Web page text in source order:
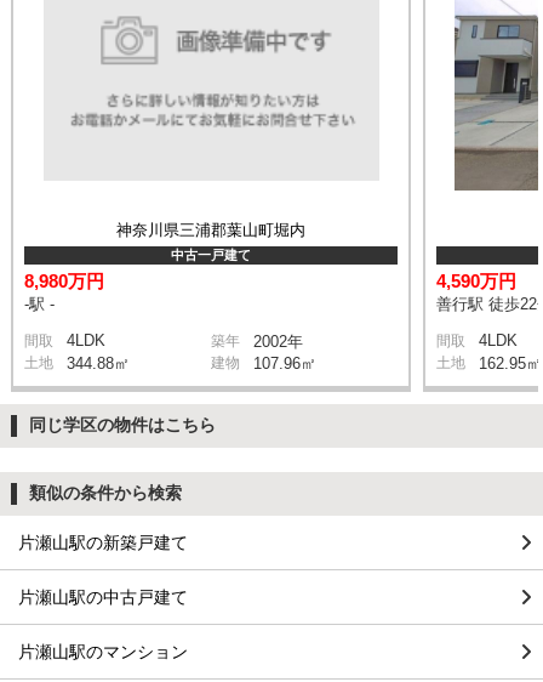
神奈川県三浦郡葉山町堀内
中古一戸建て
8,980万円
-駅 -
間取 4LDK 築年 2002年
土地 344.88㎡ 建物 107.96㎡
4,590万円
善行駅 徒歩22
間取 4LDK
土地 162.95㎡
同じ学区の物件はこちら
類似の条件から検索
片瀬山駅の新築戸建て
片瀬山駅の中古戸建て
片瀬山駅のマンション